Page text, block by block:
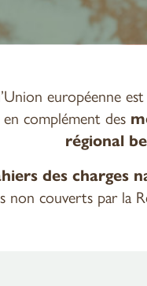
européenne est
complément des
régional
des charges
non couverts par la